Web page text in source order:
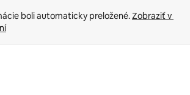
boli automaticky preložené. Zobraziť v